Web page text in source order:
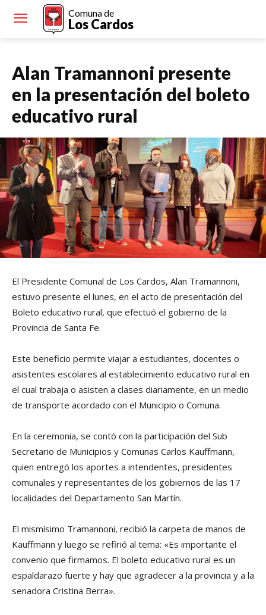
Comuna de
Los Cardos
Alan Tramannoni presente
en la presentación del boleto
educativo rural
El Presidente Comunal de Los Cardos, Alan Tramannoni,
estuvo presente el lunes, en el acto de presentación del
Boleto educativo rural, que efectuó el gobierno de la
Provincia de Santa Fe.
Este beneficio permite viajar a estudiantes, docentes o
asistentes escolares al establecimiento educativo rural en
el cual trabaja o asisten a clases diariamente, en un medio
de transporte acordado con el Municipio o Comuna.
En la ceremonia, se contó con la participación del Sub
Secretario de Municipios y Comunas Carlos Kauffmann,
quien entregó los aportes a intendentes, presidentes
comunales y representantes de los gobiernos de las 17
localidades del Departamento San Martín.
El mismísimo Tramannoni, recibió la carpeta de manos de
Kauffmann y luego se refirió al tema: «Es importante el
convenio que firmamos. El boleto educativo rural es un
espaldarazo fuerte y hay que agradecer a la provincia y a la
senadora Cristina Berra».